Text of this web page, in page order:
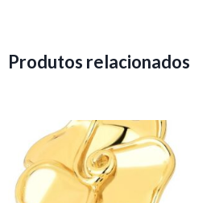
Produtos relacionados